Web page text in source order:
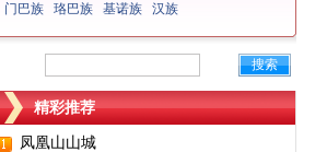
门巴族
珞巴族 基诺族 汉族
搜索
精彩推荐
凤凰山山城